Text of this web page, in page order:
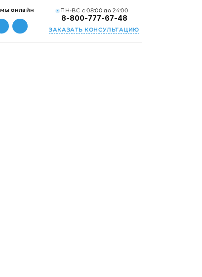
мы онлайн ПН-ВС с 08:00 до 24:00
8-800-777-67-48
ЗАКАЗАТЬ КОНСУЛЬТАЦИЮ